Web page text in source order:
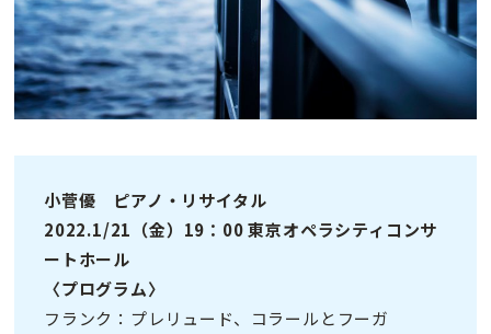
小菅優 ピアノ・リサイタル
2022.1/21（金）19：00 東京オペラシティコンサ
ートホール
〈プログラム〉
フランク：プレリュード、コラールとフーガ